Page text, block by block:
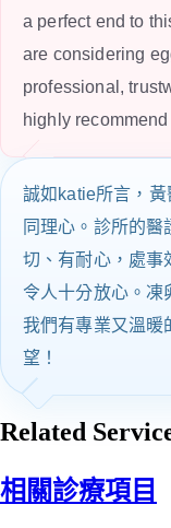
a perfect end to
are considering
professional,
highly
誠如katie所言，
同理心。診所的
切、有耐心，處事
令人十分放心。凍
我們有專業又溫暖
望！
Related
相關診療項目